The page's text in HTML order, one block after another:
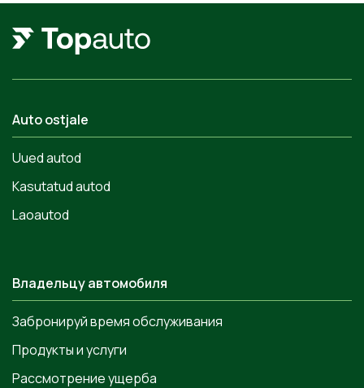
Auto ostjale
Uued autod
Kasutatud autod
Laoautod
Владельцу автомобиля
Забронируй время обслуживания
Продукты и услуги
Рассмотрение ущерба